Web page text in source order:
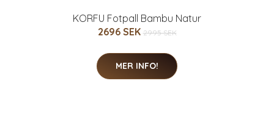
KORFU Fotpall Bambu Natur
2696 SEK 2995 SEK
MER INFO!